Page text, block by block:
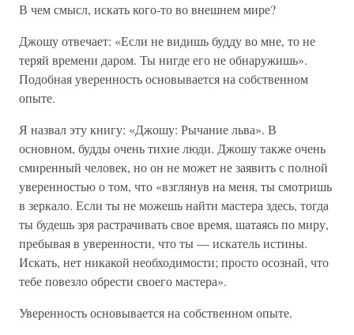
В чем смысл, искать кого-то во внешнем мире?
Джошу отвечает: «Если не видишь будду во мне, то не
теряй времени даром. Ты нигде его не обнаружишь».
Подобная уверенность основывается на собственном
опыте.
Я назвал эту книгу: «Джошу: Рычание льва». В
основном, будды очень тихие люди. Джошу также очень
смиренный человек, но он не может не заявить с полной
уверенностью о том, что «взглянув на меня, ты смотришь
в зеркало. Если ты не можешь найти мастера здесь, тогда
ты будешь зря растрачивать свое время, шатаясь по миру,
пребывая в уверенности, что ты — искатель истины.
Искать, нет никакой необходимости; просто осознай, что
тебе повезло обрести своего мастера».
Уверенность основывается на собственном опыте.